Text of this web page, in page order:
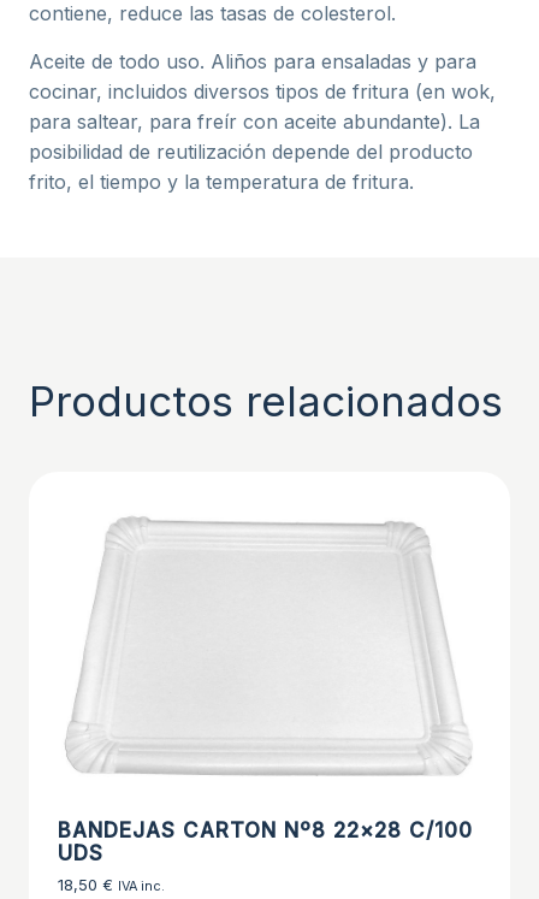
contiene, reduce las tasas de colesterol.
Aceite de todo uso. Aliños para ensaladas y para
cocinar, incluidos diversos tipos de fritura (en wok,
para saltear, para freír con aceite abundante). La
posibilidad de reutilización depende del producto
frito, el tiempo y la temperatura de fritura.
Productos relacionados
BANDEJAS CARTON Nº8 22×28 C/100
UDS
18,50 € IVA inc.